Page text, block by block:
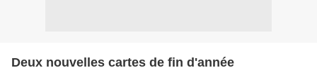
Deux nouvelles cartes de fin d'année